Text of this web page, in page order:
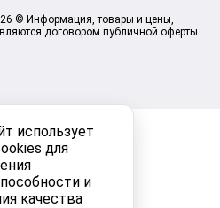
использует
для
и
качества
© Информация, товары и цены,
договором публичной оферты